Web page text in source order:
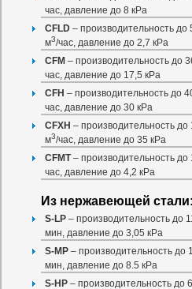
час, давление до 8 кРа
CFLD – производительность до
м3/час, давление до 2,7 кРа
CFM – производительность до
час, давление до 17,5 кРа
CFH – производительность до
час, давление до 30 кРа
CFXH – производительность до
м3/час, давление до 35 кРа
CFMT– производительность до
час, давление до 4,2 кРа
Из нержавеющей стали:
S-LP – производительность до
мин, давление до 3,05 кРа
S-MP – производительность до
мин, давление до 8.5 кРа
S-HP – производительность до